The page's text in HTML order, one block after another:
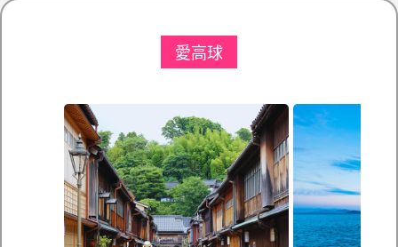
愛高球